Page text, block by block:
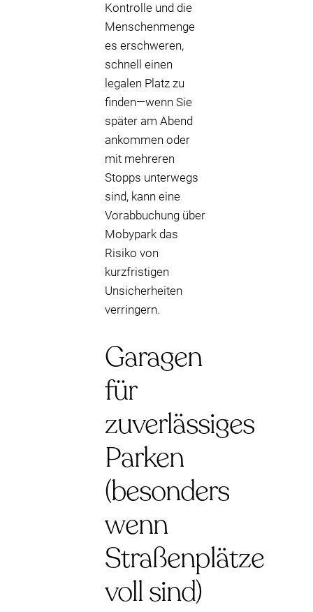
Kontrolle und die
Menschenmenge
es erschweren,
schnell einen
legalen Platz zu
finden—wenn Sie
später am Abend
ankommen oder
mit mehreren
Stopps unterwegs
sind, kann eine
Vorabbuchung über
Mobypark das
Risiko von
kurzfristigen
Unsicherheiten
verringern.
Garagen
für
zuverlässiges
Parken
(besonders
wenn
Straßenplätze
voll sind)